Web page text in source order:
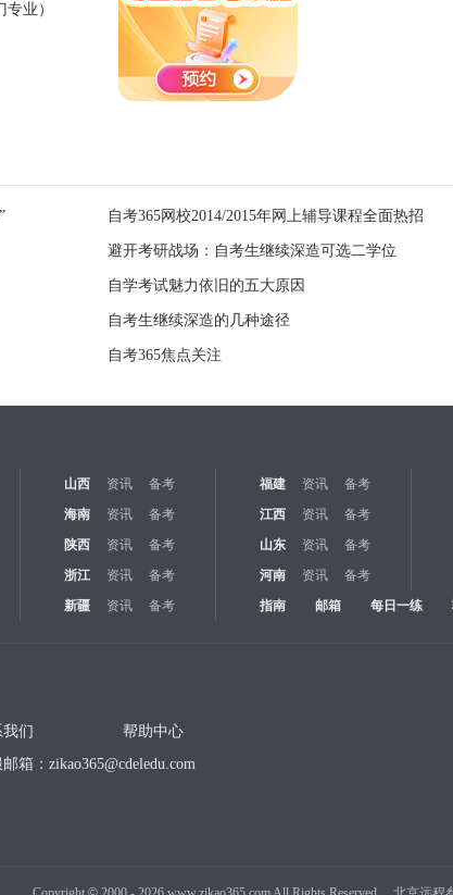
业）
自考365网校2014/2015年网上辅导课程全面热招
避开考研战场：自考生继续深造可选二学位
自学考试魅力依旧的五大原因
自考生继续深造的几种途径
自考365焦点关注
山西 资讯 备考 福建 资讯 备考
海南 资讯 备考 江西 资讯 备考
陕西 资讯 备考 山东 资讯 备考
浙江 资讯 备考 河南 资讯 备考
新疆 资讯 备考 指南 邮箱 每日一练
们
帮助中心
箱： zikao365@cdeledu.com